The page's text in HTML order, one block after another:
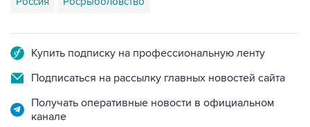
Подписаться на рассылку главных новостей сайта
Получать оперативные новости в официальном